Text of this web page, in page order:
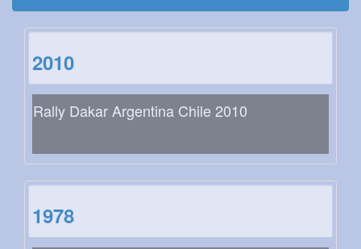
2010
Rally Dakar Argentina Chile 2010
1978